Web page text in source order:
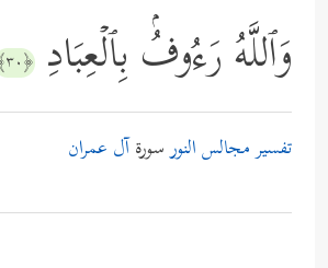
وَٱللَّهُ رَءُوفُۢ بِٱلۡعِبَادِ ﴿٣٠﴾
تفسير مجالس النورسورةآل عمران